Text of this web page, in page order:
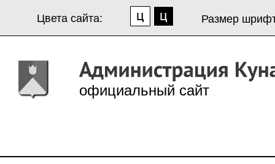
Цвета сайта: Размер
официальный сайт